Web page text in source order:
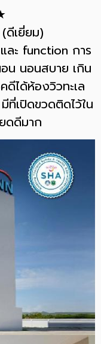
ดีเยี่ยม)
ละ function การ
น นอนสบาย เกิน
ได้ห้องวิวทะเล
ที่เปิดขวดติดไว้ใน
ดดีมาก